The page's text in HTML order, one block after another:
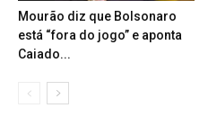
Mourão diz que Bolsonaro
está “fora do jogo” e aponta
Caiado...